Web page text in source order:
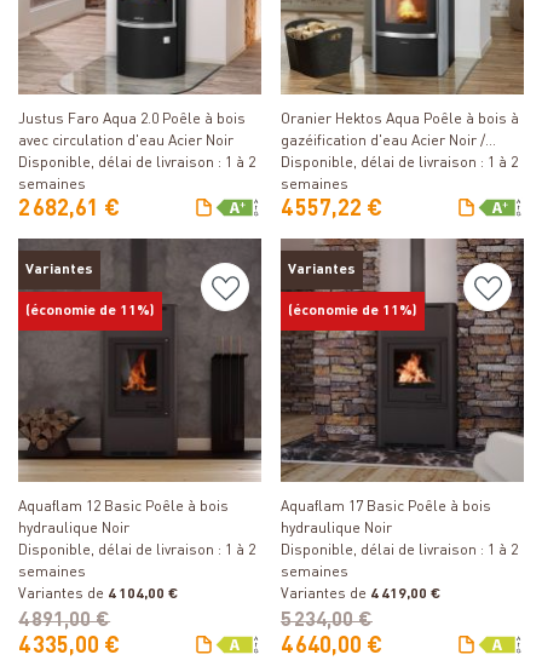
Détails
Justus Faro Aqua 2.0 Poêle à bois
avec circulation d'eau Acier Noir
Disponible, délai de livraison : 1 à 2
semaines
2 682,61 €
Détails
Oranier Hektos Aqua Poêle à bois à
gazéification d'eau Acier Noir /
Pierre ollaire
Disponible, délai de livraison : 1 à 2
semaines
4 557,22 €
Variantes
(économie de 11%)
Détails
Aquaflam 12 Basic Poêle à bois
hydraulique Noir
Disponible, délai de livraison : 1 à 2
semaines
Variantes de 4 104,00 €
4 335,00 €
4 891,00 €
Variantes
(économie de 11%)
Détails
Aquaflam 17 Basic Poêle à bois
hydraulique Noir
Disponible, délai de livraison : 1 à 2
semaines
Variantes de 4 419,00 €
4 640,00 €
5 234,00 €